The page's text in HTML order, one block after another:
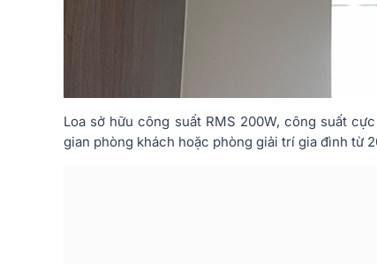
Loa sở hữu công suất RMS 200W, công suất
gian phòng khách hoặc phòng giải trí gia đình từ